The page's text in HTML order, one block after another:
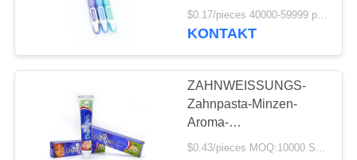
Zahnweißungs-
37
Kundenbezogenheit des
Nylon-610
$0.17/pieces 40000-59999 pieces MOQ:40000 Stücke
KONTAKT
ZAHNWEISSUNGS-
Zahnpasta-Minzen-
Aroma-
Kräuterbestandteil
$0.43/pieces MOQ:10000 Stücke